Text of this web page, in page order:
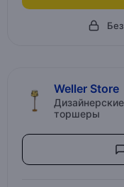
Weller Store
торшеры